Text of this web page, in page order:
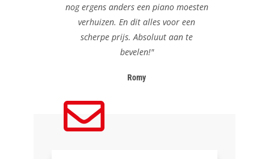
nog ergens anders een piano moesten
verhuizen. En dit alles voor een
scherpe prijs. Absoluut aan te
bevelen!"
Romy